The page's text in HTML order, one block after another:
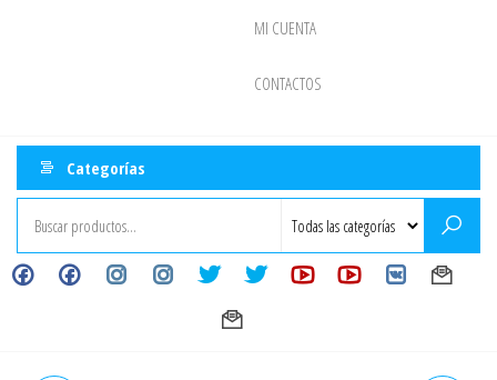
MI CUENTA
CONTACTOS
Categorías